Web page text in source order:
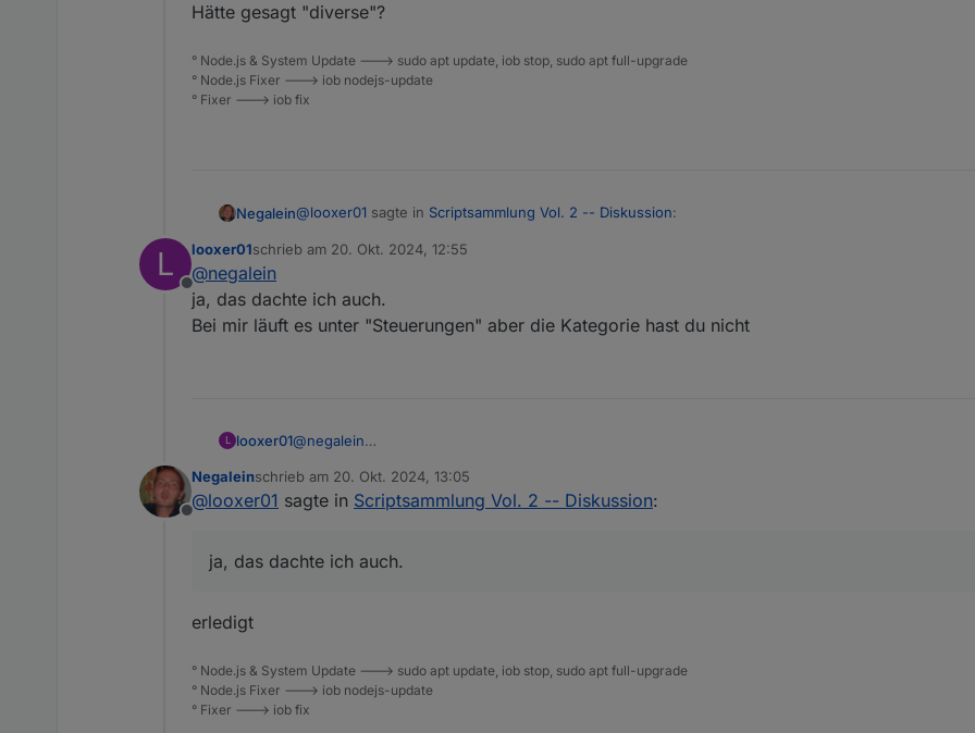
Hätte gesagt "diverse"?
° Node.js & System Update ---> sudo apt update, iob stop, sudo apt full-upgrade
° Node.js Fixer ---> iob nodejs-update
° Fixer ---> iob fix
Negalein@looxer01 sagte in Scriptsammlung Vol. 2 -- Diskussion:
wo passt es dMn besser rein?
L
Offline
looxer01schrieb am 20. Okt. 2024, 12:55
zuletzt editiert von
@negalein
ja, das dachte ich auch.
Bei mir läuft es unter "Steuerungen" aber die Kategorie hast du nicht
L looxer01@negalein
Bei mir läuft es unter "Steuerungen" aber die Kategorie hast du nicht
Offline
Negaleinschrieb am 20. Okt. 2024, 13:05
zuletzt editiert von
@looxer01 sagte in Scriptsammlung Vol. 2 -- Diskussion:
ja, das dachte ich auch.
erledigt
° Node.js & System Update ---> sudo apt update, iob stop, sudo apt full-upgrade
° Node.js Fixer ---> iob nodejs-update
° Fixer ---> iob fix